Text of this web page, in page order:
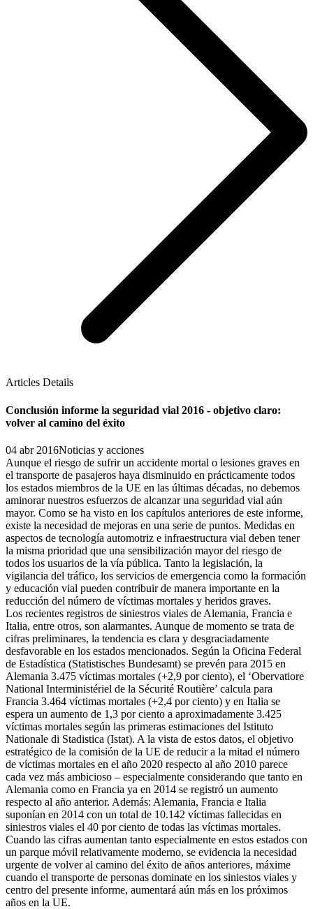
Articles Details
Conclusión informe la seguridad vial 2016 - objetivo claro:
volver al camino del éxito
04 abr 2016Noticias y acciones
Aunque el riesgo de sufrir un accidente mortal o lesiones graves en
el transporte de pasajeros haya disminuido en prácticamente todos
los estados miembros de la UE en las últimas décadas, no debemos
aminorar nuestros esfuerzos de alcanzar una seguridad vial aún
mayor. Como se ha visto en los capítulos anteriores de este informe,
existe la necesidad de mejoras en una serie de puntos. Medidas en
aspectos de tecnología automotriz e infraestructura vial deben tener
la misma prioridad que una sensibilización mayor del riesgo de
todos los usuarios de la vía pública. Tanto la legislación, la
vigilancia del tráfico, los servicios de emergencia como la formación
y educación vial pueden contribuir de manera importante en la
reducción del número de víctimas mortales y heridos graves.
Los recientes registros de siniestros viales de Alemania, Francia e
Italia, entre otros, son alarmantes. Aunque de momento se trata de
cifras preliminares, la tendencia es clara y desgraciadamente
desfavorable en los estados mencionados. Según la Oficina Federal
de Estadística (Statistisches Bundesamt) se prevén para 2015 en
Alemania 3.475 víctimas mortales (+2,9 por ciento), el ‘Obervatiore
National Interministériel de la Sécurité Routière’ calcula para
Francia 3.464 víctimas mortales (+2,4 por ciento) y en Italia se
espera un aumento de 1,3 por ciento a aproximadamente 3.425
víctimas mortales según las primeras estimaciones del Istituto
Nationale di Stadistica (Istat). A la vista de estos datos, el objetivo
estratégico de la comisión de la UE de reducir a la mitad el número
de víctimas mortales en el año 2020 respecto al año 2010 parece
cada vez más ambicioso – especialmente considerando que tanto en
Alemania como en Francia ya en 2014 se registró un aumento
respecto al año anterior. Además: Alemania, Francia e Italia
suponían en 2014 con un total de 10.142 víctimas fallecidas en
siniestros viales el 40 por ciento de todas las víctimas mortales.
Cuando las cifras aumentan tanto especialmente en estos estados con
un parque móvil relativamente moderno, se evidencia la necesidad
urgente de volver al camino del éxito de años anteriores, máxime
cuando el transporte de personas dominate en los siniestos viales y
centro del presente informe, aumentará aún más en los próximos
años en la UE.